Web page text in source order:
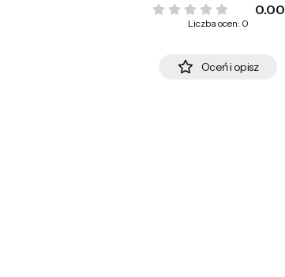
0.00
Liczba ocen: 0
Oceń i opisz